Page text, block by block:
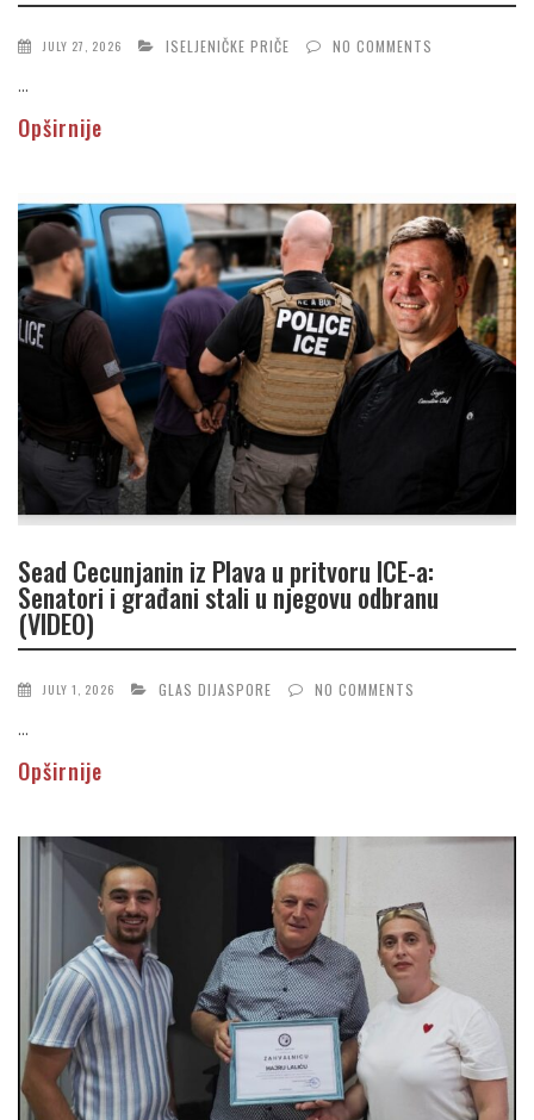
JULY 27, 2026 ISELJENIČKE PRIČE NO COMMENTS
...
Opširnije
Sead Cecunjanin iz Plava u pritvoru ICE-a:
Senatori i građani stali u njegovu odbranu
(VIDEO)
JULY 1, 2026 GLAS DIJASPORE NO COMMENTS
...
Opširnije